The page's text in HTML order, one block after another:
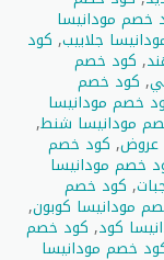
خصم مودانيسا
جلابيب, كود
, كود خصم
, كود خصم
خصم مودانيسا
مودانيسا شنط,
عروض, كود خصم
خصم مودانيسا
, كود خصم
مودانيسا كوبون,
كود, كود خصم
خصم مودانيسا